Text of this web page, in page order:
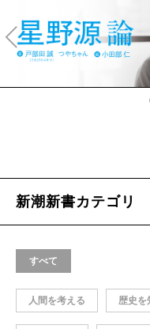
v
新潮新書カテゴリ
すべて
人間を考える 歴史を